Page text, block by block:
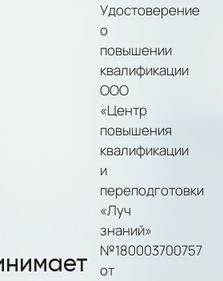
Удостоверение
о
повышении
квалификации
ООО
«Центр
повышения
квалификации
и
переподготовки
«Луч
знаний»
№180003700757
от